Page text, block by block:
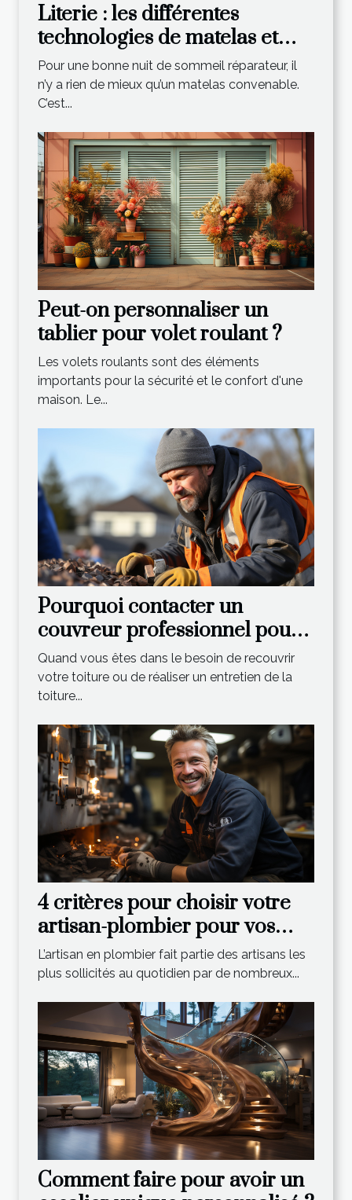
Literie : les différentes
technologies de matelas et
leurs spécificités
Pour une bonne nuit de sommeil réparateur, il
n’y a rien de mieux qu’un matelas convenable.
C’est...
Peut-on personnaliser un
tablier pour volet roulant ?
Les volets roulants sont des éléments
importants pour la sécurité et le confort d'une
maison. Le...
Pourquoi contacter un
couvreur professionnel pour
les différents travaux de
toiture ?
Quand vous êtes dans le besoin de recouvrir
votre toiture ou de réaliser un entretien de la
toiture...
4 critères pour choisir votre
artisan-plombier pour vos
travaux sanitaire
L’artisan en plombier fait partie des artisans les
plus sollicités au quotidien par de nombreux...
Comment faire pour avoir un